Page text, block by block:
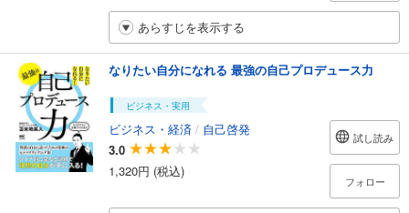
あらすじを表示する
なりたい自分になれる 最強の自己プロデュース力
ビジネス・実用
ビジネス・経済 / 自己啓発
3.0
1,320円 (税込)
試し読み
フォロー